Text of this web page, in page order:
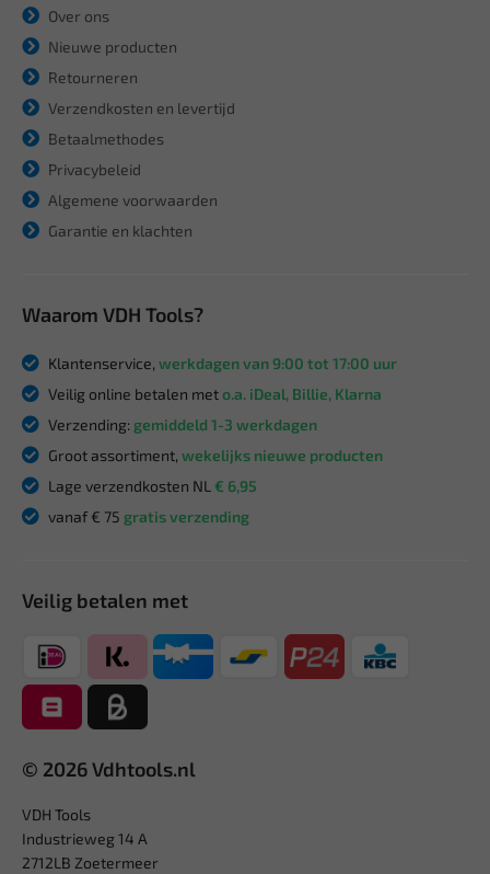
Over ons
Nieuwe producten
Retourneren
Verzendkosten en levertijd
Betaalmethodes
Privacybeleid
Algemene voorwaarden
Garantie en klachten
Waarom VDH Tools?
Klantenservice, werkdagen van 9:00 tot 17:00 uur
Veilig online betalen meto.a. iDeal, Billie, Klarna
Verzending: gemiddeld 1-3 werkdagen
Groot assortiment, wekelijks nieuwe producten
Lage verzendkosten NL € 6,95
vanaf € 75 gratis verzending
Veilig betalen met
© 2026 Vdhtools.nl
VDH Tools
Industrieweg 14 A
2712LB Zoetermeer